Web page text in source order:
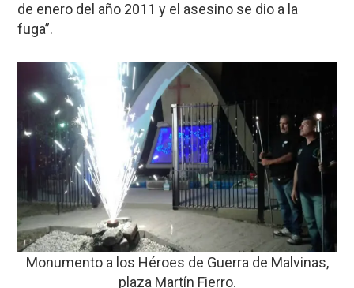
de enero del año 2011 y el asesino se dio a la
fuga”.
Monumento a los Héroes de Guerra de Malvinas,
plaza Martín Fierro.